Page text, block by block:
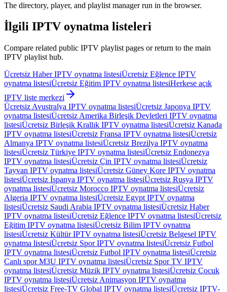
The directory, player, and playlist manager run in the browser.
İlgili IPTV oynatma listeleri
Compare related public IPTV playlist pages or return to the main
IPTV playlist hub.
Ücretsiz Haber IPTV oynatma listesiÜcretsiz Eğlence IPTV
oynatma listesiÜcretsiz Eğitim IPTV oynatma listesiHerkese açık
IPTV liste merkezi
Ücretsiz Avustralya IPTV oynatma listesiÜcretsiz Japonya IPTV
oynatma listesiÜcretsiz Amerika Birleşik Devletleri IPTV oynatma
listesiÜcretsiz Birleşik Krallık IPTV oynatma listesiÜcretsiz Kanada
IPTV oynatma listesiÜcretsiz Fransa IPTV oynatma listesiÜcretsiz
Almanya IPTV oynatma listesiÜcretsiz Brezilya IPTV oynatma
listesiÜcretsiz Türkiye IPTV oynatma listesiÜcretsiz Endonezya
IPTV oynatma listesiÜcretsiz Çin IPTV oynatma listesiÜcretsiz
Tayvan IPTV oynatma listesiÜcretsiz Güney Kore IPTV oynatma
listesiÜcretsiz İspanya IPTV oynatma listesiÜcretsiz Rusya IPTV
oynatma listesiÜcretsiz Morocco IPTV oynatma listesiÜcretsiz
Algeria IPTV oynatma listesiÜcretsiz Egypt IPTV oynatma
listesiÜcretsiz Saudi Arabia IPTV oynatma listesiÜcretsiz Haber
IPTV oynatma listesiÜcretsiz Eğlence IPTV oynatma listesiÜcretsiz
Eğitim IPTV oynatma listesiÜcretsiz Bilim IPTV oynatma
listesiÜcretsiz Kültür IPTV oynatma listesiÜcretsiz Belgesel IPTV
oynatma listesiÜcretsiz Spor IPTV oynatma listesiÜcretsiz Futbol
IPTV oynatma listesiÜcretsiz Futbol IPTV oynatma listesiÜcretsiz
Canlı spor M3U IPTV oynatma listesiÜcretsiz Spor TV IPTV
oynatma listesiÜcretsiz Müzik IPTV oynatma listesiÜcretsiz Çocuk
IPTV oynatma listesiÜcretsiz Animasyon IPTV oynatma
listesiÜcretsiz Free-TV Global IPTV oynatma listesiÜcretsiz IPTV-